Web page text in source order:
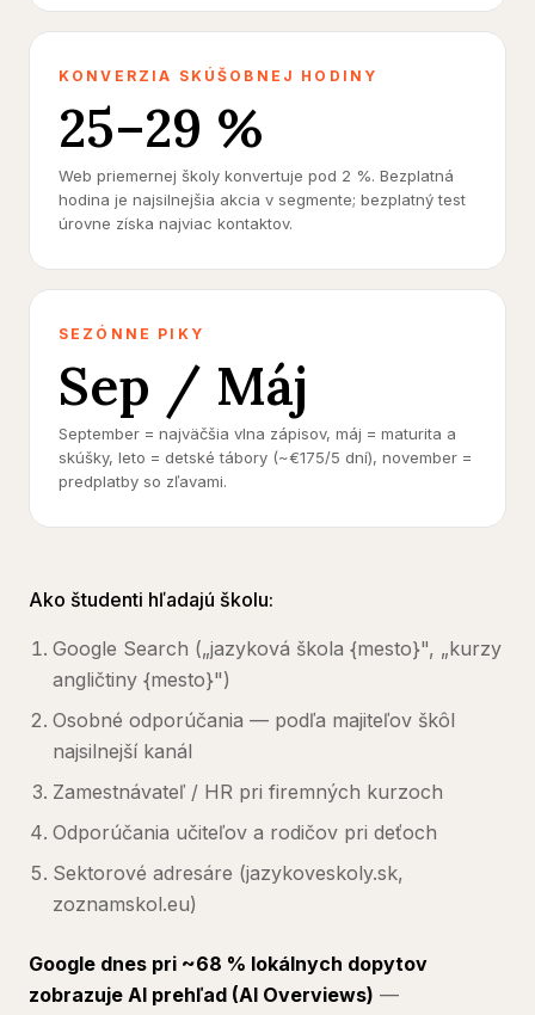
KONVERZIA SKÚŠOBNEJ HODINY
25–29 %
Web priemernej školy konvertuje pod 2 %. Bezplatná
hodina je najsilnejšia akcia v segmente; bezplatný test
úrovne získa najviac kontaktov.
SEZÓNNE PIKY
Sep / Máj
September = najväčšia vlna zápisov, máj = maturita a
skúšky, leto = detské tábory (~€175/5 dní), november =
predplatby so zľavami.
Ako študenti hľadajú školu:
Google Search („jazyková škola {mesto}", „kurzy
angličtiny {mesto}")
Osobné odporúčania — podľa majiteľov škôl
najsilnejší kanál
Zamestnávateľ / HR pri firemných kurzoch
Odporúčania učiteľov a rodičov pri deťoch
Sektorové adresáre (jazykoveskoly.sk,
zoznamskol.eu)
Google dnes pri ~68 % lokálnych dopytov
zobrazuje AI prehľad (AI Overviews) —